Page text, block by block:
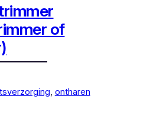
of
, ontharen